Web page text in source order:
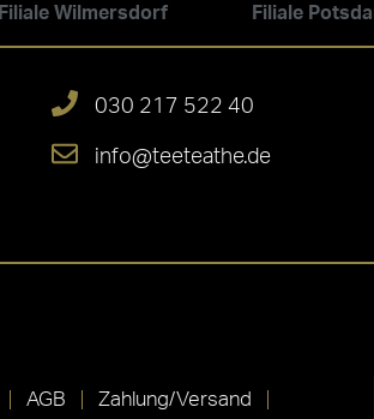
Filiale Wilmersdorf Filiale
030 217 522 40
info@teeteathe.de
AGB Zahlung/Versand